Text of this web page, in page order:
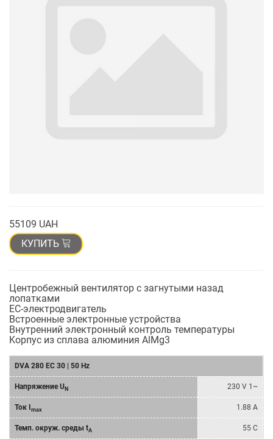
55109 UAH
КУПИТЬ
Центробежный вентилятор с загнутыми назад
лопатками
EC-электродвигатель
Встроенные электронные устройства
Внутренний электронный контроль температуры
Kорпус из сплава алюминия AlMg3
DVA 280 EC 30 | 50 Hz
Напряжение U N 230 V 1~
Ток I max 1.88 A
Темп. окруж. среды tA 55 C